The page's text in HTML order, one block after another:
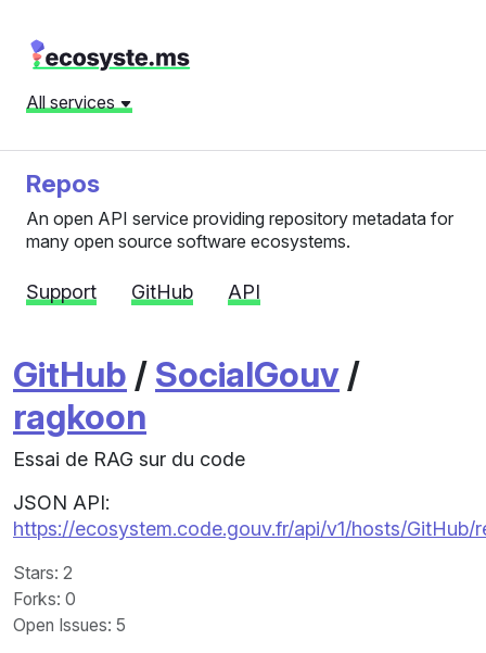
All services
Repos
An open API service providing repository metadata for
many open source software ecosystems.
Support GitHub API
GitHub / SocialGouv /
ragkoon
Essai de RAG sur du code
JSON API:
https://ecosystem.code.gouv.fr/api/v1/hosts/
Stars: 2
Forks: 0
Open Issues: 5